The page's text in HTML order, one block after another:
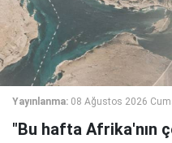
Yayınlanma: 08 Ağustos 2026
"Bu hafta Afrika'nın